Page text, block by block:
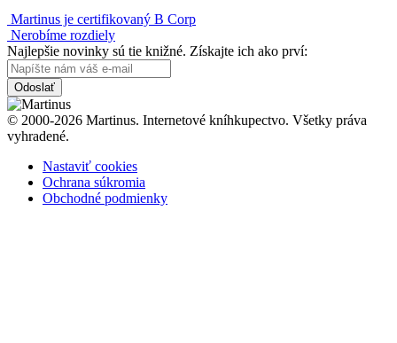
Martinus je certifikovaný B Corp
Nerobíme rozdiely
Najlepšie novinky sú tie knižné. Získajte ich ako prví:
Odoslať
© 2000-2026 Martinus. Internetové kníhkupectvo. Všetky práva
vyhradené.
Nastaviť cookies
Ochrana súkromia
Obchodné podmienky